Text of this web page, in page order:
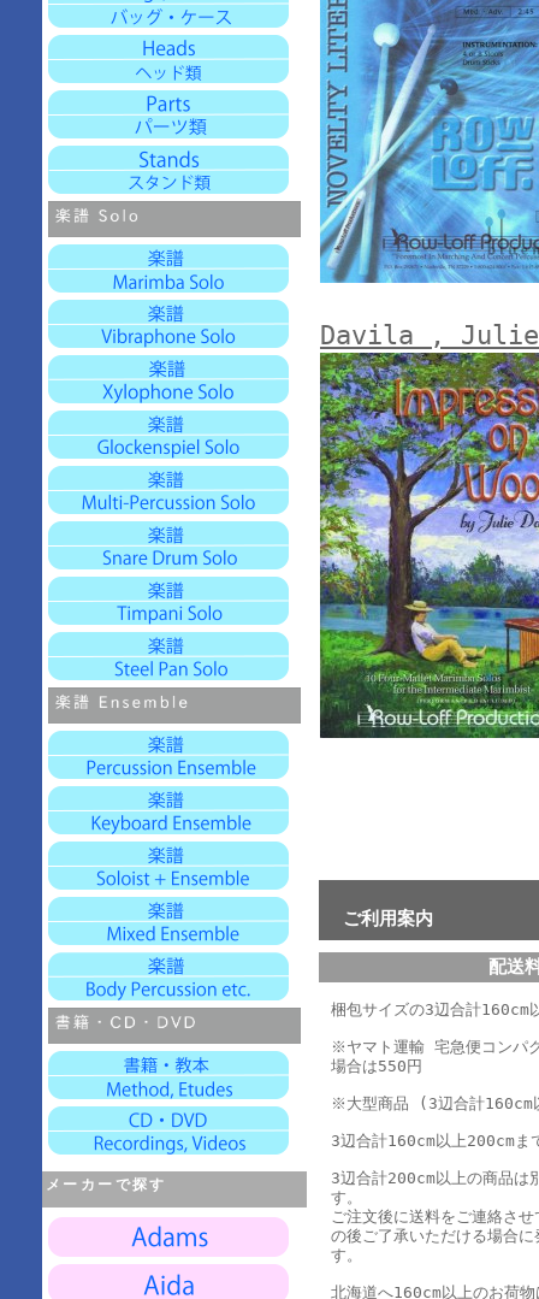
メーカーで探す
Davila , Julie
ご利用案内
配送
梱包サイズの3辺合計
※ヤマト運輸 宅急便コンパ
場合は550円
※大型商品 (3辺合計160cm
3辺合計160cm以上200cm
3辺合計200cm以上の商品は
す。
ご注文後に送料をご連絡さ
の後ご了承いただける場合
す。
北海道へ160cm以上のお荷